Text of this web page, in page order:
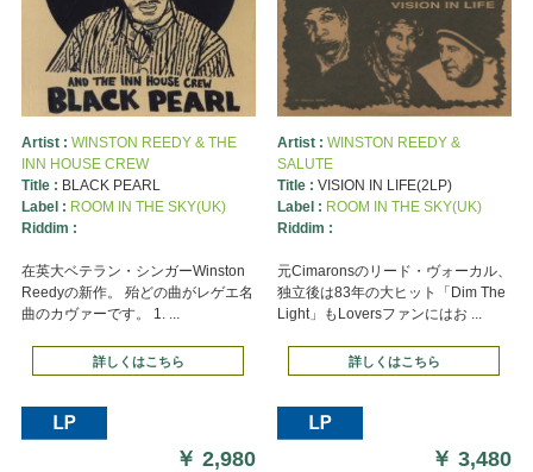
Artist : WINSTON REEDY & THE
INN HOUSE CREW
Title : BLACK PEARL
Label : ROOM IN THE SKY(UK)
Riddim :
在英大ベテラン・シンガーWinston
Reedyの新作。 殆どの曲がレゲエ名
曲のカヴァーです。 1. ...
詳しくはこちら
￥2,980
Artist : WINSTON REEDY &
SALUTE
Title : VISION IN LIFE(2LP)
Label : ROOM IN THE SKY(UK)
Riddim :
元Cimaronsのリード・ヴォーカル、
独立後は83年の大ヒット「Dim The
Light」もLoversファンにはお ...
詳しくはこちら
￥3,480